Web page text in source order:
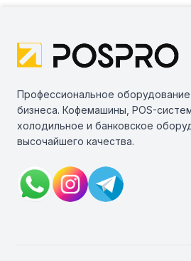
Профессиональное
бизнеса. Кофемашины, POS-
холодильное и банковское
высочайшего качества.